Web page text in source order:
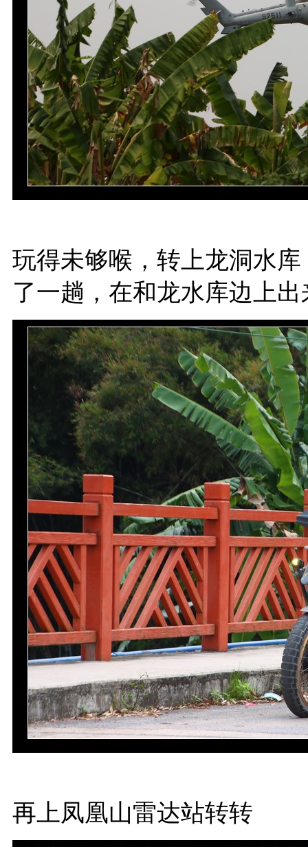
玩得未够喉，转上龙洞水
了一趟，在和龙水库边上出
再上凤凰山雷达站转转